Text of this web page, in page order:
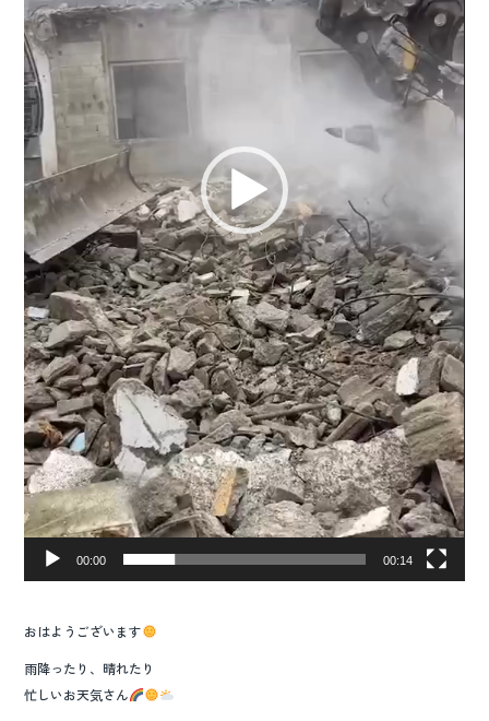
00:00 00:14
おはようございます
雨降ったり、晴れたり
忙しいお天気さん